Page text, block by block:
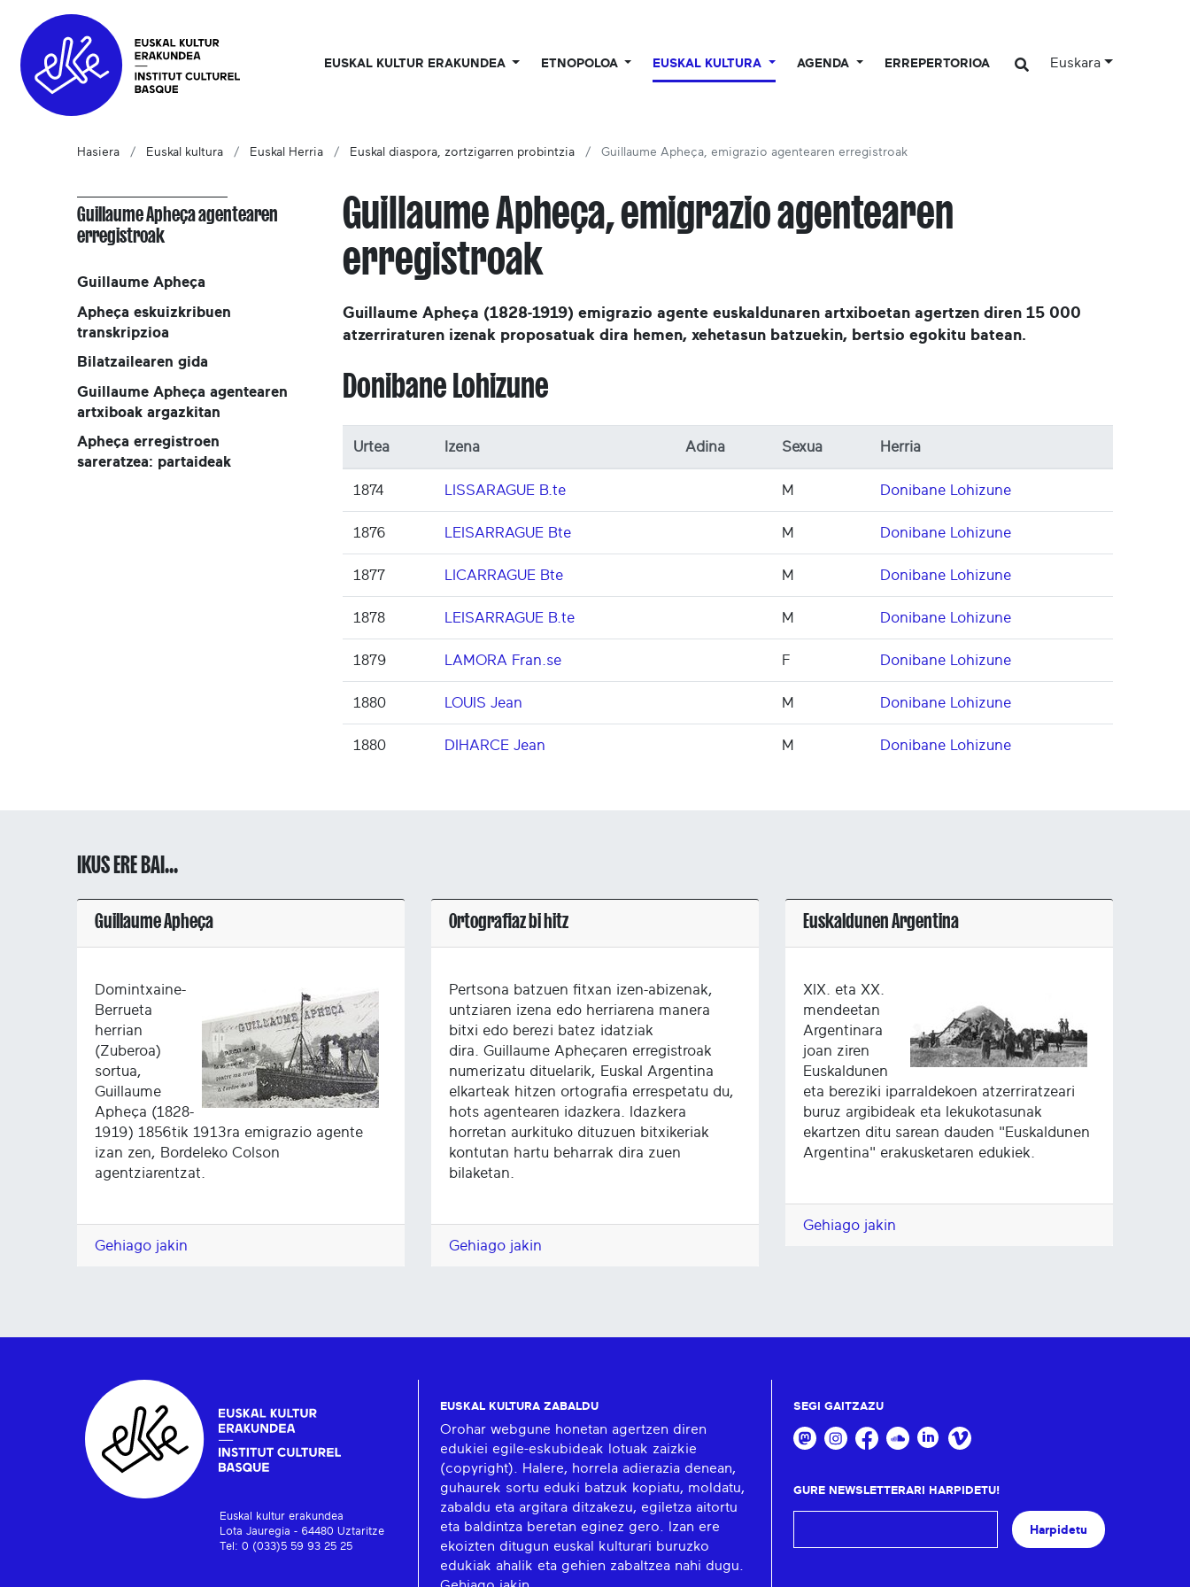
EUSKAL KULTUR ERAKUNDEA ETNOPOLOA EUSKAL KULTURA AGENDA ERREPERTORIOA Euskara
Hasiera Euskal kultura Euskal Herria Euskal diaspora, zortzigarren probintzia Guillaume Apheça, emigrazio agentearen erregistroak
Guillaume Apheça, emigrazio agentearen
erregistroak
Guillaume Apheça (1828-1919) emigrazio agente euskaldunaren artxiboetan agertzen diren 15 000
atzerriraturen izenak proposatuak dira hemen, xehetasun batzuekin, bertsio egokitu batean.
Donibane Lohizune
Urtea Izena Adina Sexua Herria
1874 LISSARAGUE B.te M Donibane Lohizune
1876 LEISARRAGUE Bte M Donibane Lohizune
1877 LICARRAGUE Bte M Donibane Lohizune
1878 LEISARRAGUE B.te M Donibane Lohizune
1879 LAMORA Fran.se F Donibane Lohizune
1880 LOUIS Jean M Donibane Lohizune
1880 DIHARCE Jean M Donibane Lohizune
Guillaume Apheça agentearen
erregistroak
Guillaume Apheça
Apheça eskuizkribuen
transkripzioa
Bilatzailearen gida
Guillaume Apheça agentearen
artxiboak argazkitan
Apheça erregistroen
sareratzea: partaideak
IKUS ERE BAI...
Guillaume Apheça
Domintxaine-
Berrueta
herrian
(Zuberoa)
sortua,
Guillaume
Apheça (1828-
1919) 1856tik 1913ra emigrazio agente
izan zen, Bordeleko Colson
agentziarentzat.
Gehiago jakin
Ortografiaz bi hitz
Pertsona batzuen fitxan izen-abizenak,
untziaren izena edo herriarena manera
bitxi edo berezi batez idatziak
dira. Guillaume Apheçaren erregistroak
numerizatu dituelarik, Euskal Argentina
elkarteak hitzen ortografia errespetatu du,
hots agentearen idazkera. Idazkera
horretan aurkituko dituzuen bitxikeriak
kontutan hartu beharrak dira zuen
bilaketan.
Gehiago jakin
Euskaldunen Argentina
XIX. eta XX.
mendeetan
Argentinara
joan ziren
Euskaldunen
eta bereziki iparraldekoen atzerriratzeari
buruz argibideak eta lekukotasunak
ekartzen ditu sarean dauden "Euskaldunen
Argentina" erakusketaren edukiek.
Gehiago jakin
Euskal kultur erakundea
Lota Jauregia - 64480 Uztaritze
Tel: 0 (033)5 59 93 25 25
EUSKAL KULTURA ZABALDU
Orohar webgune honetan agertzen diren
edukiei egile-eskubideak lotuak zaizkie
(copyright). Halere, horrela adierazia denean,
guhaurek sortu eduki batzuk kopiatu, moldatu,
zabaldu eta argitara ditzakezu, egiletza aitortu
eta baldintza beretan eginez gero. Izan ere
ekoizten ditugun euskal kulturari buruzko
edukiak ahalik eta gehien zabaltzea nahi dugu.
SEGI GAITZAZU
GURE NEWSLETTERARI HARPIDETU!
Harpidetu